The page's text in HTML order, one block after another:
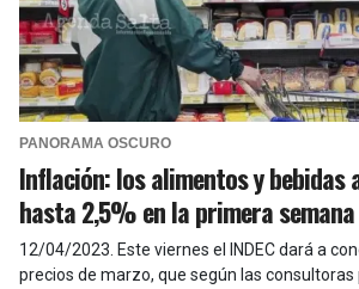
PANORAMA OSCURO
Inflación: los alimentos y bebidas
hasta 2,5% en la primera
12/04/2023 Este viernes el INDEC dará a
precios de marzo, que según las consultoras